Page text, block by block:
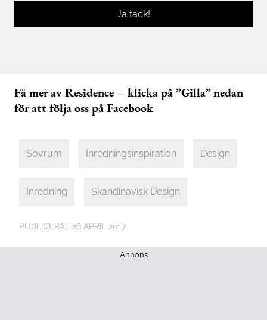
Ja tack!
Få mer av Residence – klicka på ”Gilla” nedan
för att följa oss på Facebook
Sovrum Inredningsinspiration Design
Inredning Skandinavisk Design
PUBLICERAT 28 APRIL 2017
Annons